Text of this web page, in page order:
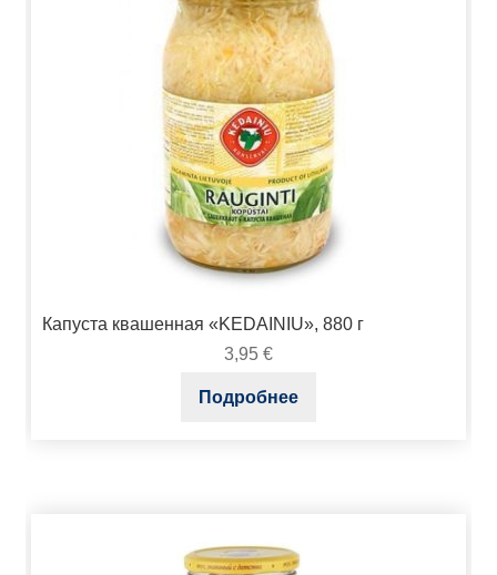
Капуста квашенная «KEDAINIU», 880 г
3,95 €
Подробнее